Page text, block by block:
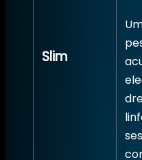
Slim